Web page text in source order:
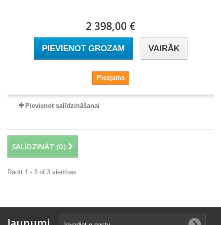
2 398,00 €
PIEVIENOT GROZAM VAIRĀK
Pieejams
Pievienot salīdzināšanai
SALĪDZINĀT (0)
Rādīt 1 - 3 of 3 vienības